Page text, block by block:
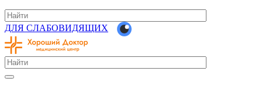
ДЛЯ СЛАБОВИДЯЩИХ